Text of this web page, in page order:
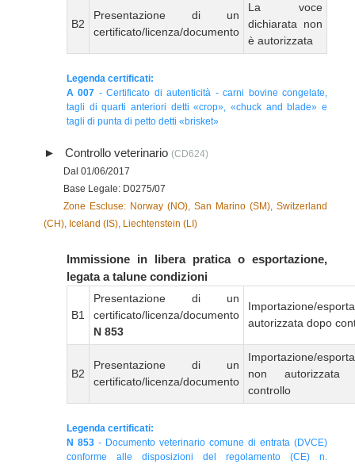
B2
Presentazione di un
certificato/licenza/documento
La voce
dichiarata non
è autorizzata
Legenda certificati:
A 007 - Certificato di autenticità - carni bovine congelate,
tagli di quarti anteriori detti «crop», «chuck and blade» e
tagli di punta di petto detti «brisket»
Controllo veterinario (CD624)
Dal 01/06/2017
Base Legale: D0275/07
Zone Escluse: Norway (NO), San Marino (SM), Switzerland
(CH), Iceland (IS), Liechtenstein (LI)
Immissione in libera pratica o esportazione,
legata a talune condizioni
B1
Presentazione di un
certificato/licenza/documento
N 853
Importazione/
autorizzata dopo
B2
Presentazione di un
certificato/licenza/documento
Importazione/
non autorizzata
controllo
Legenda certificati:
N 853 - Documento veterinario comune di entrata (DVCE)
conforme alle disposizioni del regolamento (CE) n.